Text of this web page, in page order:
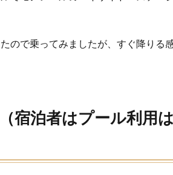
ので乗ってみましたが、すぐ降りる
宿泊者はプール利用